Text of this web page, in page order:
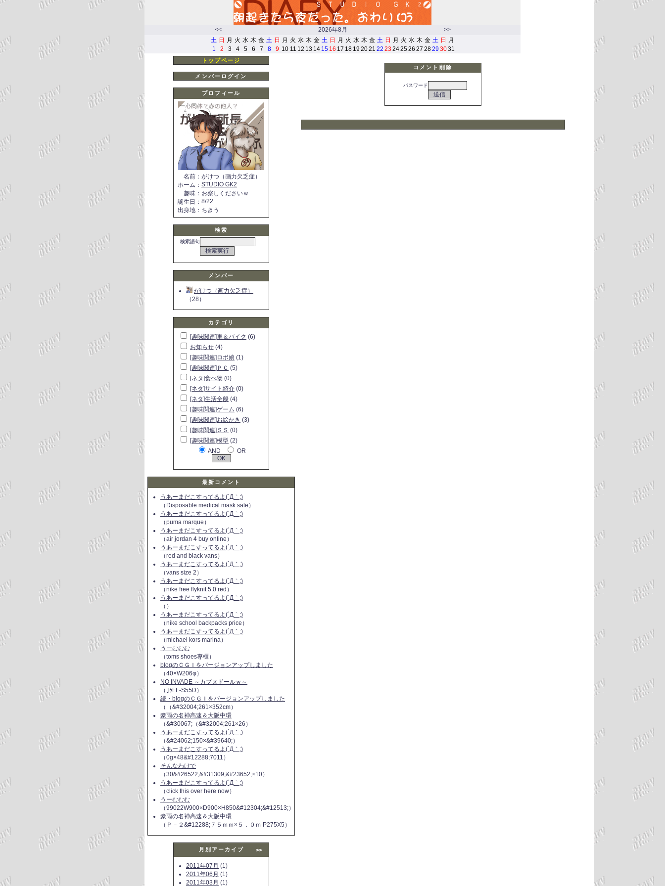
<< 2026年8月
>>
土 日 月 火 水 木 金 土 日 月 火 水 木 金 土 日 月 火 水 木 金 土 日 月 火 水 木 金 土 日
月
1
2 3 4 5 6 7 8 9 10 11 12 13 14 15 16 17 18 19 2021 22 23 242526 27 2829 3031
トップページ
メンバーログイン
プロフィール
名前 ： がけつ（画力欠乏症）
ホーム ： STUDIO GK2
趣味 ： お察しくださいｗ
誕生日 ： 8/22
出身地 ： ちきう
検索
検索語句
メンバー
がけつ（画力欠乏症）
（28）
カテゴリ
[趣味関連]車＆バイク (6)
お知らせ (4)
[趣味関連]ロボ娘 (1)
[趣味関連]ＰＣ (5)
[ネタ]食べ物 (0)
[ネタ]サイト紹介 (0)
[ネタ]生活全般 (4)
[趣味関連]ゲーム (6)
[趣味関連]お絵かき (3)
[趣味関連]ＳＳ (0)
[趣味関連]模型 (2)
AND
OR
最新コメント
うあーまだこすってるよ(´Д｀;)
（Disposable medical mask sale）
うあーまだこすってるよ(´Д｀;)
（puma marque）
うあーまだこすってるよ(´Д｀;)
（air jordan 4 buy online）
うあーまだこすってるよ(´Д｀;)
（red and black vans）
うあーまだこすってるよ(´Д｀;)
（vans size 2）
うあーまだこすってるよ(´Д｀;)
（nike free flyknit 5.0 red）
うあーまだこすってるよ(´Д｀;)
（）
うあーまだこすってるよ(´Д｀;)
（nike school backpacks price）
うあーまだこすってるよ(´Д｀;)
（michael kors marina）
うーむむむ
（toms shoes專櫃）
blogのＣＧＩをバージョンアップしました
（40×W206φ）
NO INVADE ～カプヌドールｗ～
（｣ｩFF-S55D）
続・blogのＣＧＩをバージョンアップしました
（（&#32004;261×352cm）
豪雨の名神高速＆大阪中環
（&#30067;（&#32004;261×26）
うあーまだこすってるよ(´Д｀;)
（&#24062;150×&#39640;）
うあーまだこすってるよ(´Д｀;)
（0g×48&#12288;7011）
そんなわけで
（30&#26522;&#31309;&#23652;×10）
うあーまだこすってるよ(´Д｀;)
（click this over here now）
うーむむむ
（99022W900×D900×H850&#12304;&#12513;）
豪雨の名神高速＆大阪中環
（Ｐ－２&#12288;７５ｍｍ×５．０ｍ P275X5）
月別アーカイブ >>
2011年07月 (1)
2011年06月 (1)
2011年03月 (1)
コメント削除
パスワード